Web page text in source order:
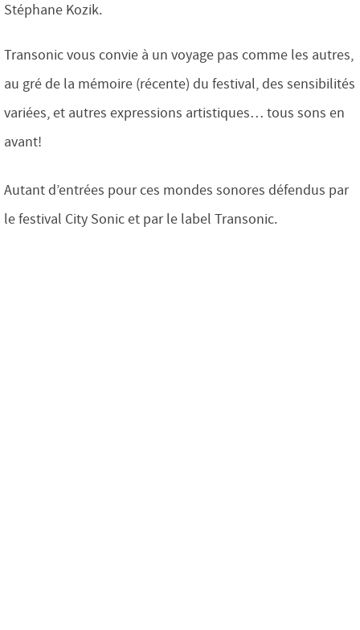
Stéphane Kozik.
Transonic vous convie à un voyage pas comme les autres,
au gré de la mémoire (récente) du festival, des sensibilités
variées, et autres expressions artistiques… tous sons en
avant!
Autant d’entrées pour ces mondes sonores défendus par
le festival City Sonic et par le label Transonic.